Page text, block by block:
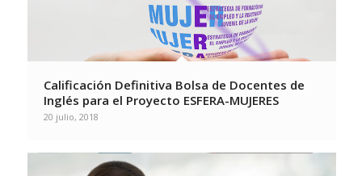
Calificación Definitiva Bolsa de Docentes de
Inglés para el Proyecto ESFERA-MUJERES
20 julio, 2018